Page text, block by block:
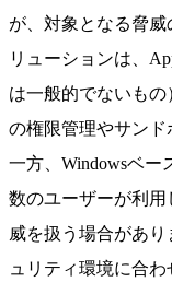
が、対象となる脅威
リューションは、
は一般的でないも
の権限管理やサンド
一方、Windowsベー
数のユーザーが利
威を扱う場合があり
ュリティ環境に合